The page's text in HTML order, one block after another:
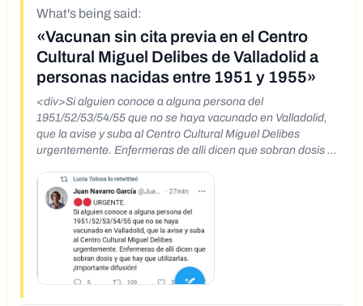
What's being said:
«Vacunan sin cita previa en el Centro
Cultural Miguel Delibes de Valladolid a
personas nacidas entre 1951 y 1955»
<div>Si alguien conoce a alguna persona del
1951/52/53/54/55 que no se haya vacunado en Valladolid,
que la avise y suba al Centro Cultural Miguel Delibes
urgentemente. Enfermeras de alli dicen que sobran dosis y